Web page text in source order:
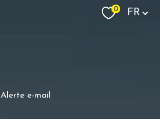
0 Langue
FR
alerte e-mail